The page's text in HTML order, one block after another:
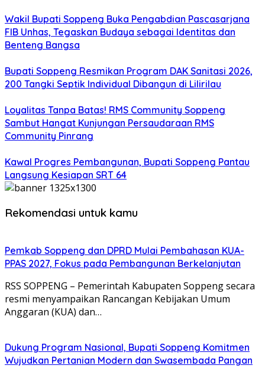
Wakil Bupati Soppeng Buka Pengabdian Pascasarjana
FIB Unhas, Tegaskan Budaya sebagai Identitas dan
Benteng Bangsa
Bupati Soppeng Resmikan Program DAK Sanitasi 2026,
200 Tangki Septik Individual Dibangun di Lilirilau
Loyalitas Tanpa Batas! RMS Community Soppeng
Sambut Hangat Kunjungan Persaudaraan RMS
Community Pinrang
Kawal Progres Pembangunan, Bupati Soppeng Pantau
Langsung Kesiapan SRT 64
Rekomendasi untuk kamu
Pemkab Soppeng dan DPRD Mulai Pembahasan KUA-
PPAS 2027, Fokus pada Pembangunan Berkelanjutan
RSS SOPPENG – Pemerintah Kabupaten Soppeng secara
resmi menyampaikan Rancangan Kebijakan Umum
Anggaran (KUA) dan…
Dukung Program Nasional, Bupati Soppeng Komitmen
Wujudkan Pertanian Modern dan Swasembada Pangan